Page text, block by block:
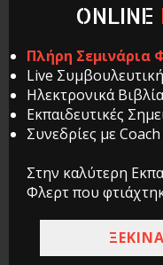
Όταν ήμουν
φλερτ, είχα βγει
ραντεβού, και
Κυνηγούσα μια
οποία
για πολύ καιρό.
Και ενώ υπήρχε
ONLINE
Πλήρη Σεμινάρια
Live
Ηλεκτρονικά Βιβλία
Εκπαιδευτικές
Συνεδρίες με Coach
Στην καλύτερη
Φλερτ που